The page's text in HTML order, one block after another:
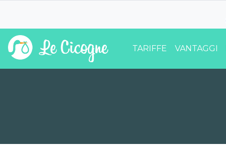
TARIFFE VANTAGGI